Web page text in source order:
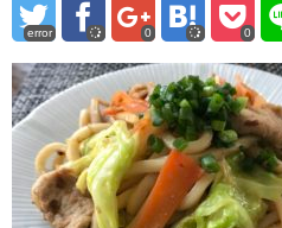
error 0 0